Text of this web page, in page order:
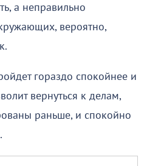
а неправильно
вероятно,
гораздо спокойнее и
вернуться к делам,
раньше, и спокойно